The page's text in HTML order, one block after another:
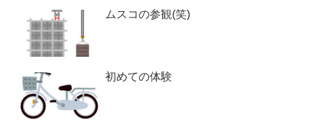
ムスコの参観(笑)
初めての体験